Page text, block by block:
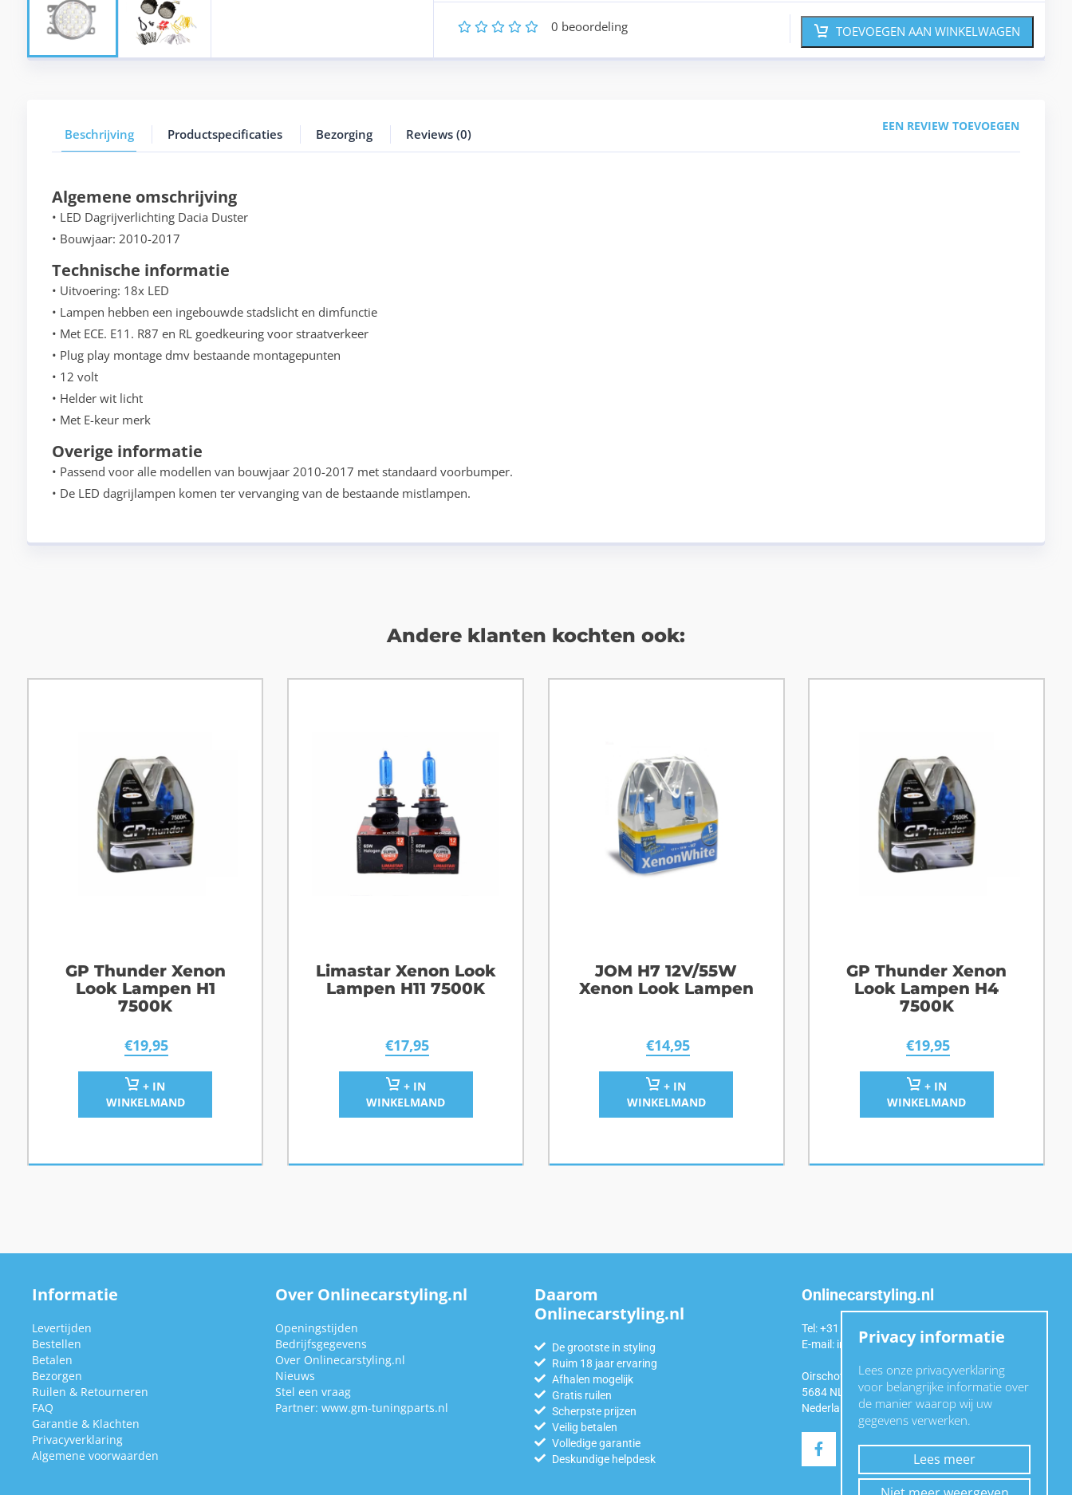
5
4
3
2 0 beoordeling TOEVOEGEN AAN WINKELWAGEN
Beschrijving Productspecificaties Bezorging Reviews (0)
EEN REVIEW TOEVOEGEN
Algemene omschrijving
• LED Dagrijverlichting Dacia Duster
• Bouwjaar: 2010-2017
Technische informatie
• Uitvoering: 18x LED
• Lampen hebben een ingebouwde stadslicht en dimfunctie
• Met ECE. E11. R87 en RL goedkeuring voor straatverkeer
• Plug play montage dmv bestaande montagepunten
• 12 volt
• Helder wit licht
• Met E-keur merk
Overige informatie
• Passend voor alle modellen van bouwjaar 2010-2017 met standaard voorbumper.
• De LED dagrijlampen komen ter vervanging van de bestaande mistlampen.
Andere klanten kochten ook:
GP Thunder Xenon
Look Lampen H1
7500K
€19,95
+ IN
WINKELMAND
Limastar Xenon Look
Lampen H11 7500K
€17,95
+ IN
WINKELMAND
JOM H7 12V/55W
Xenon Look Lampen
€14,95
+ IN
WINKELMAND
GP Thunder Xenon
Look Lampen H4
7500K
€19,95
+ IN
WINKELMAND
Informatie
Levertijden
Bestellen
Betalen
Bezorgen
Ruilen & Retourneren
FAQ
Garantie & Klachten
Privacyverklaring
Algemene voorwaarden
Over Onlinecarstyling.nl
Openingstijden
Bedrijfsgegevens
Over Onlinecarstyling.nl
Nieuws
Stel een vraag
Partner: www.gm-tuningparts.nl
Daarom
Onlinecarstyling.nl
De grootste in styling
Ruim 18 jaar ervaring
Afhalen mogelijk
Gratis ruilen
Scherpste prijzen
Veilig betalen
Volledige garantie
Deskundige helpdesk
Onlinecarstyling.nl
Tel: +31 (0)6 54 98 49 99
E-mail: info@onlinecarstyling.nl
Oirschotseweg 92a
5684 NL Best
Nederland
Privacy informatie
Lees onze privacyverklaring
voor belangrijke informatie over
de manier waarop wij uw
gegevens verwerken.
Lees meer